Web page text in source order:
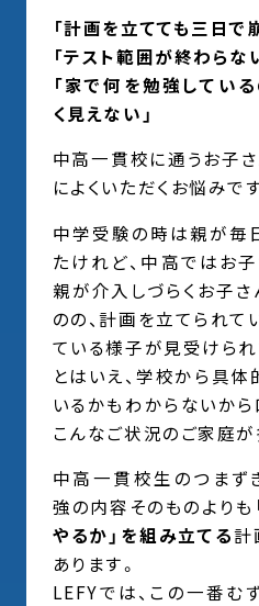
「計画を立てても三日で
「テスト範囲が終わらな
「家で何を勉強してい
く見えない」
中高一貫校に通うお子
によくいただくお悩みです
中学受験の時は親が毎
たけれど、中高ではお
親が介入しづらくお子
のの、計画を立てられて
ている様子が見受けられ
とはいえ、学校から具
いるかもわからないか
こんなご状況のご家庭が
中高一貫校生のつまず
強の内容そのものよりも
やるか」を組み立てる計
あります。
LEFYでは、この一番む